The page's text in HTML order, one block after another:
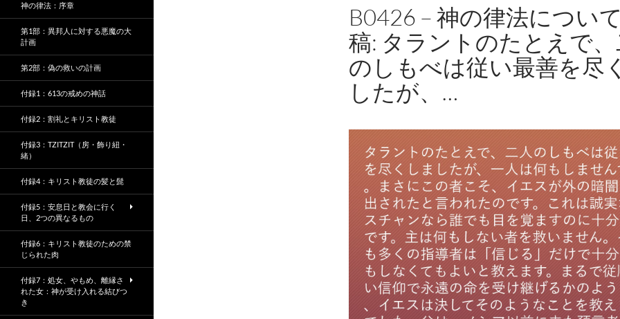
B0426 – 神の律法につい
稿: タラントのたとえで
のしもべは従い最善を尽
したが、…
神の律法：序章
第1部：異邦人に対する悪魔の大
計画
第2部：偽の救いの計画
付録1：613の戒めの神話
付録2：割礼とキリスト教徒
付録3：TZITZIT（房・飾り紐・
緒）
付録4：キリスト教徒の髪と髭
付録5：安息日と教会に行く
日、2つの異なるもの
付録6：キリスト教徒のための禁
じられた肉
付録7：処女、やもめ、離縁さ
れた女：神が受け入れる結びつ
き